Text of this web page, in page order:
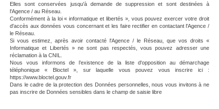
Elles sont conservées jusqu'à demande de suppression et sont destinées à
l'Agence / au Réseau.
Conformément à la loi « informatique et libertés », vous pouvez exercer votre droit
d'accès aux données vous concernant et les faire rectifier en contactant l'Agence /
le Réseau.
Si vous estimez, après avoir contacté l'Agence / le Réseau, que vos droits «
Informatique et Libertés » ne sont pas respectés, vous pouvez adresser une
réclamation à la CNIL.
Nous vous informons de l’existence de la liste d'opposition au démarchage
téléphonique « Bloctel », sur laquelle vous pouvez vous inscrire ici :
https://www.bloctel.gouv.fr
Dans le cadre de la protection des Données personnelles, nous vous invitons à ne
pas inscrire de Données sensibles dans le champ de saisie libre